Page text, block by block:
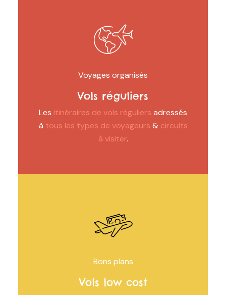
Voyages organisés
Vols réguliers
Les itinéraires de vols réguliers adressés
à tous les types de voyageurs & circuits
à visiter.
Bons plans
Vols low cost